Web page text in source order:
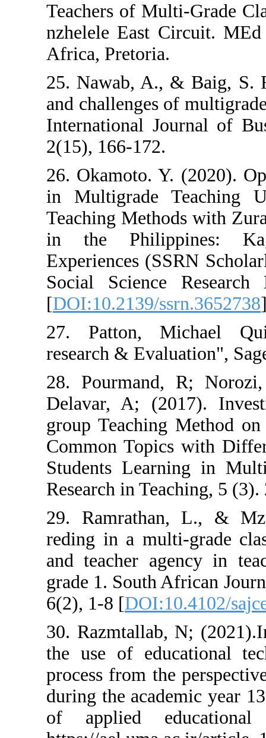
Teachers of
nzhelele East
Africa, Pretoria.
25. Nawab, A.,
and challenges
International
2(15), 166-172.
26. Okamoto.
in Multigrade
Teaching
in the
Experiences
Social
[DOI:10.2139/
27. Patton,
research &
28.
Delavar, A;
group
Common
Students
Research in
29.
reding in a
and teacher
grade 1. South
6(2), 1-8 [
30.
the use of
process from
during the
of applied